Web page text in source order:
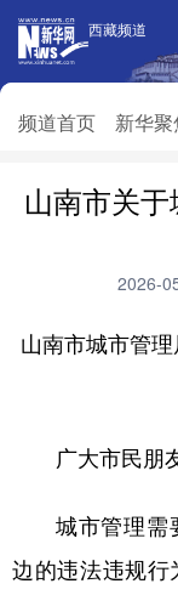
西藏频道
频道首页 新华聚
西藏频道
频道首页
推广信息
山南市关
2026-
山南市城市管
广大市民朋
城市管理需
边的违法违规行